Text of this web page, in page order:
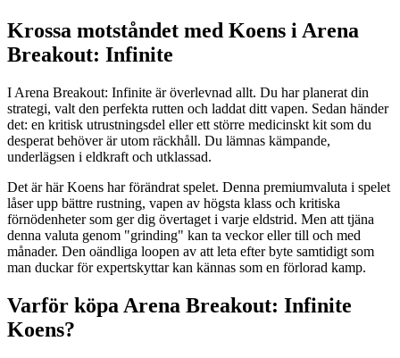
Krossa motståndet med Koens i Arena
Breakout: Infinite
I Arena Breakout: Infinite är överlevnad allt. Du har planerat din
strategi, valt den perfekta rutten och laddat ditt vapen. Sedan händer
det: en kritisk utrustningsdel eller ett större medicinskt kit som du
desperat behöver är utom räckhåll. Du lämnas kämpande,
underlägsen i eldkraft och utklassad.
Det är här Koens har förändrat spelet. Denna premiumvaluta i spelet
låser upp bättre rustning, vapen av högsta klass och kritiska
förnödenheter som ger dig övertaget i varje eldstrid. Men att tjäna
denna valuta genom "grinding" kan ta veckor eller till och med
månader. Den oändliga loopen av att leta efter byte samtidigt som
man duckar för expertskyttar kan kännas som en förlorad kamp.
Varför köpa Arena Breakout: Infinite
Koens?